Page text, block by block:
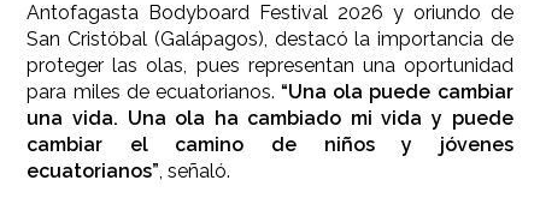
Antofagasta Bodyboard Festival 2026 y oriundo de
San Cristóbal (Galápagos), destacó la importancia de
proteger las olas, pues representan una oportunidad
para miles de ecuatorianos. “Una ola puede cambiar
una vida. Una ola ha cambiado mi vida y puede
cambiar el camino de niños y jóvenes
ecuatorianos”, señaló.